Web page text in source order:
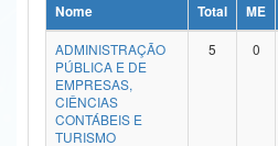
Ministério da Ciência, Tecnologia, Inovações e
Ministério do Meio Ambiente
Ministério do Turismo
Nome Total ME
ADMINISTRAÇÃO
PÚBLICA E DE
EMPRESAS,
CIÊNCIAS
CONTÁBEIS E
TURISMO
5 0